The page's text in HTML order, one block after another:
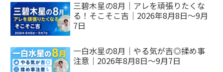
三碧木星の8月｜アレを頑張りたくな
る！そこそこ吉｜2026年8月8日～9月
7日
一白水星の8月｜やる気が吉◎揉め事
注意｜2026年8月8日～9月7日